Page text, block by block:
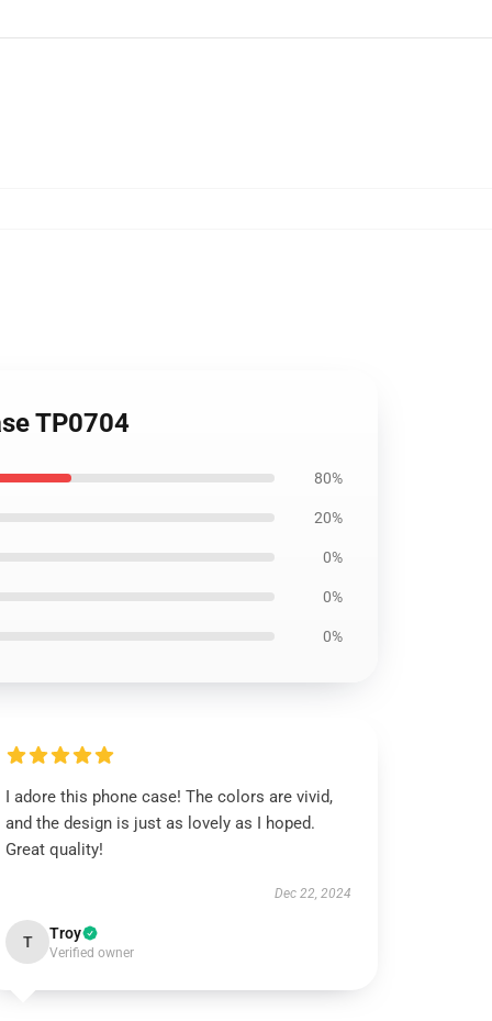
TP0704
80%
20%
0%
0%
0%
I adore this phone case! The colors are vivid,
and the design is just as lovely as I hoped.
Great quality!
Dec 22, 2024
T Troy
Verified owner